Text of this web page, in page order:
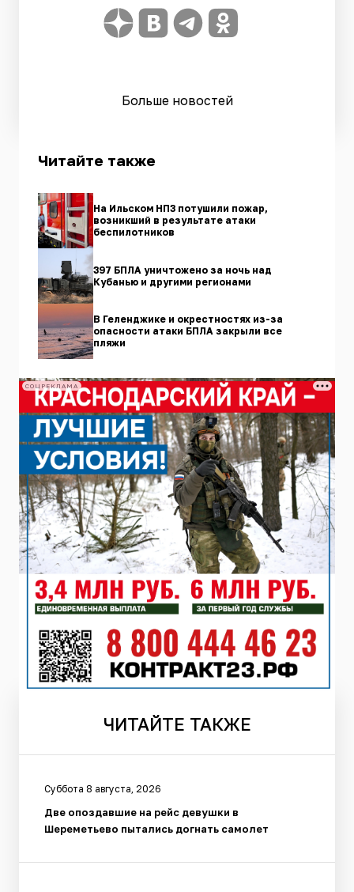
Больше новостей
Читайте также
На Ильском НПЗ потушили пожар,
возникший в результате атаки
беспилотников
397 БПЛА уничтожено за ночь над
Кубанью и другими регионами
В Геленджике и окрестностях из-за
опасности атаки БПЛА закрыли все
пляжи
СОЦРЕКЛАМА
ЧИТАЙТЕ ТАКЖЕ
Суббота 8 августа, 2026
Две опоздавшие на рейс девушки в
Шереметьево пытались догнать самолет